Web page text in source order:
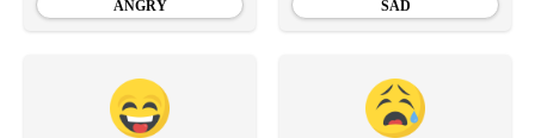
ANGRY SAD